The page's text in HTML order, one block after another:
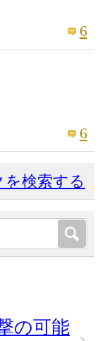
6
6
を検索する
の可能